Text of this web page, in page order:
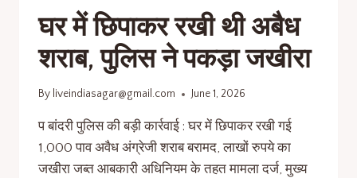
घर में छिपाकर रखी थी अबैध
शराब, पुलिस ने पकड़ा जखीरा
By liveindiasagar@gmail.com June 1, 2026
प बांदरी पुलिस की बड़ी कार्रवाई : घर में छिपाकर रखी गई
1,000 पाव अवैध अंग्रेजी शराब बरामद, लाखों रुपये का
जखीरा जब्त आबकारी अधिनियम के तहत मामला दर्ज, मुख्य